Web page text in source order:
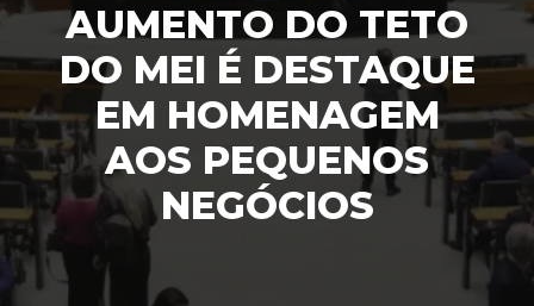
AUMENTO DO TETO
DO MEI É DESTAQUE
EM HOMENAGEM
AOS PEQUENOS
NEGÓCIOS